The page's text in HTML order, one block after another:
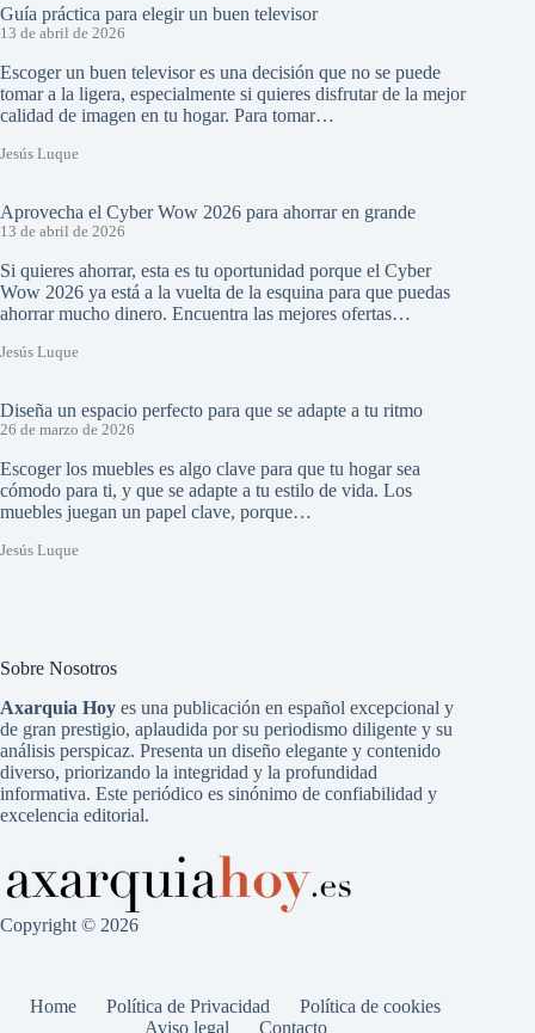
Guía práctica para elegir un buen televisor
13 de abril de 2026
Escoger un buen televisor es una decisión que no se puede
tomar a la ligera, especialmente si quieres disfrutar de la mejor
calidad de imagen en tu hogar. Para tomar…
Jesús Luque
Aprovecha el Cyber Wow 2026 para ahorrar en grande
13 de abril de 2026
Si quieres ahorrar, esta es tu oportunidad porque el Cyber
Wow 2026 ya está a la vuelta de la esquina para que puedas
ahorrar mucho dinero. Encuentra las mejores ofertas…
Jesús Luque
Diseña un espacio perfecto para que se adapte a tu ritmo
26 de marzo de 2026
Escoger los muebles es algo clave para que tu hogar sea
cómodo para ti, y que se adapte a tu estilo de vida. Los
muebles juegan un papel clave, porque…
Jesús Luque
Sobre Nosotros
Axarquia Hoy es una publicación en español excepcional y
de gran prestigio, aplaudida por su periodismo diligente y su
análisis perspicaz. Presenta un diseño elegante y contenido
diverso, priorizando la integridad y la profundidad
informativa. Este periódico es sinónimo de confiabilidad y
excelencia editorial.
Copyright © 2026
Home Política de Privacidad
Política de cookies
Aviso legal
Contacto